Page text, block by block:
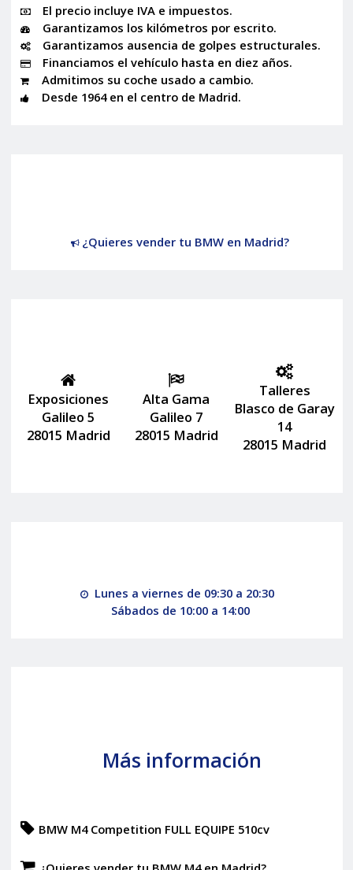
El precio incluye IVA e impuestos.
Garantizamos los kilómetros por escrito.
Garantizamos ausencia de golpes estructurales.
Financiamos el vehículo hasta en diez años.
Admitimos su coche usado a cambio.
Desde 1964 en el centro de Madrid.
¿Quieres vender tu BMW en Madrid?
Exposiciones
Galileo 5
28015 Madrid
Alta Gama
Galileo 7
28015 Madrid
Talleres
Blasco de Garay
14
28015 Madrid
Lunes a viernes de 09:30 a 20:30
Sábados de 10:00 a 14:00
Más información
BMW M4 Competition FULL EQUIPE 510cv